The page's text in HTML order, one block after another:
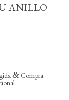
ANILLO
&Compra